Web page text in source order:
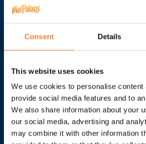
Consent Details
This website uses cookies
We use cookies to personalise content
provide social media features and to
We also share information about your
our social media, advertising and
may combine it with other information